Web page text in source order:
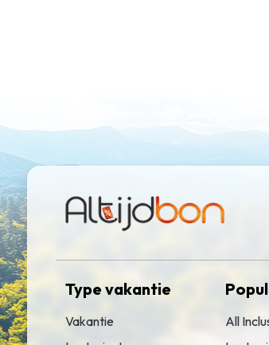
Type vakantie
Vakantie
All